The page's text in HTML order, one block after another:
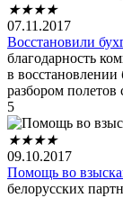
★★★★
07.11.2017
Восстановили
благодарность
в восстановлении
разбором полетов
5
★★★★
09.10.2017
Помощь во
белорусских